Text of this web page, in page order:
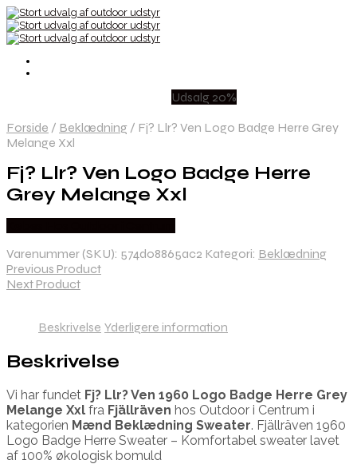
Udsalg 20%
Forside / Beklædning / Fj? Llr? Ven Logo Badge Herre Grey
Melange Xxl
Fj? Llr? Ven Logo Badge Herre
Grey Melange Xxl
Varenummer (SKU): 574d08865ac2 Kategori: Beklædning
Previous Product
Next Product
Beskrivelse Yderligere information
Beskrivelse
Vi har fundet Fj? Llr? Ven 1960 Logo Badge Herre Grey
Melange Xxl fra Fjällräven hos Outdoor i Centrum i
kategorien Mænd Beklædning Sweater. Fjällräven 1960
Logo Badge Herre Sweater – Komfortabel sweater lavet
af 100% økologisk bomuld